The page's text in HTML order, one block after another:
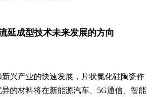
延成型技术未来发展的方向
兴产业的快速发展，片状氮化硅陶瓷作
的材料将在新能源汽车、5G通信、智能